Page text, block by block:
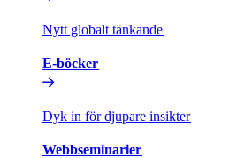
Nytt globalt tänkande​​
E-böcker​​
Dyk in för djupare insikter​​
Webbseminarier​​